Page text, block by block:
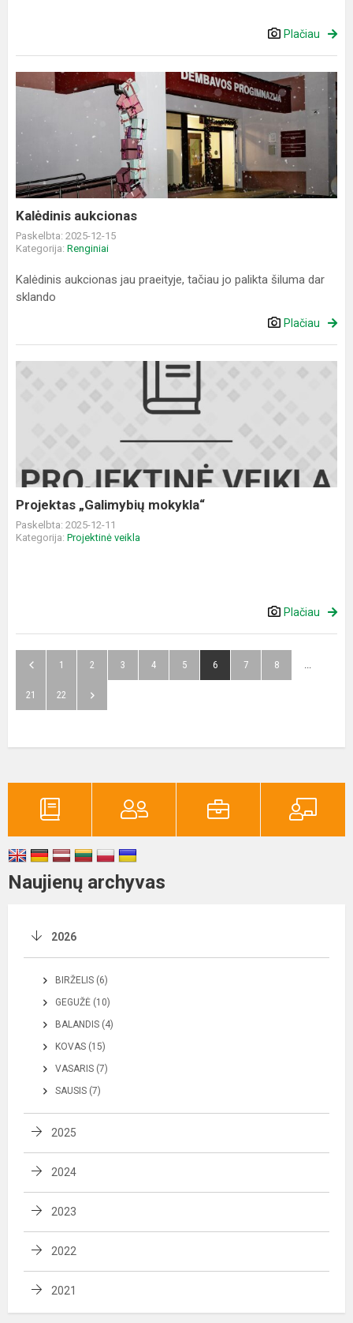
Plačiau
Kalėdinis
aukcionas
Kalėdinis aukcionas
Paskelbta: 2025-12-15
Kategorija: Renginiai
Kalėdinis aukcionas jau praeityje, tačiau jo palikta šiluma dar
sklando
Plačiau
Projektas
Projektas „Galimybių mokykla“
Paskelbta: 2025-12-11
Kategorija: Projektinė veikla
Plačiau
1 2 3 4 5 6 7 8 ...
21 22
Naujienų archyvas
2026
BIRŽELIS (6)
GEGUŽĖ (10)
BALANDIS (4)
KOVAS (15)
VASARIS (7)
SAUSIS (7)
2025
2024
2023
2022
2021